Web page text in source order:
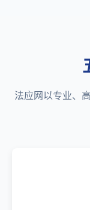
法应网以专业、